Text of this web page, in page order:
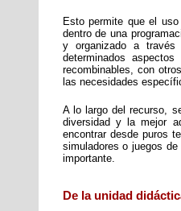
Esto permite que el
dentro de una
y organizado a
determinados
recombinables, con
las necesidades
A lo largo del recurso,
diversidad y la mejor
encontrar desde puros
simuladores o juegos
importante.
De la unidad